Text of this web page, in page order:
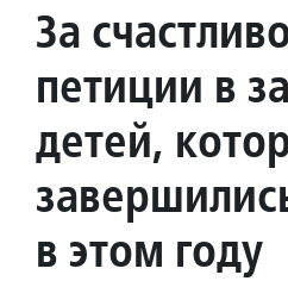
За
петиции в
детей,
в этом году